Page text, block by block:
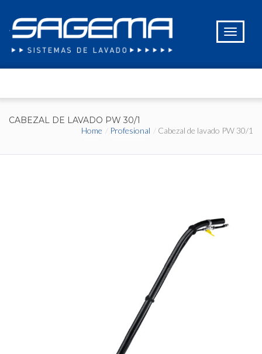
CABEZAL DE LAVADO PW 30/1
Home Profesional Cabezal de lavado PW 30/1